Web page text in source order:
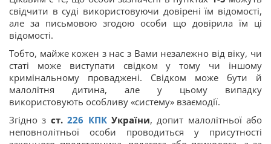
свідчити в суді використовуючи довірені їм відомості,
але за письмовою згодою особи що довірила їм ці
відомості.
Тобто, майже кожен з нас з Вами незалежно від віку, чи
статі може виступати свідком у тому чи іншому
кримінальному проваджені. Свідком може бути й
малолітня дитина, але у цьому випадку
використовують особливу «систему» взаємодії.
Згідно з ст.226 КПКУкраїни, допит малолітньої або
неповнолітньої особи проводиться у присутності